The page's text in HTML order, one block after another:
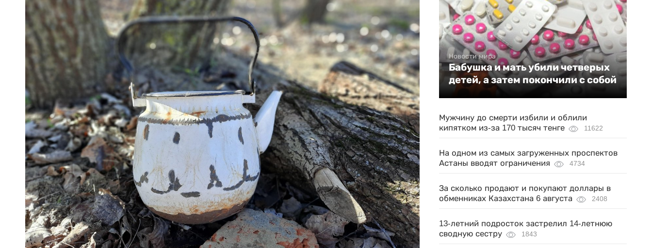
Новости мира
Бабушка и мать убили четверых
детей, а затем покончили с собой
Мужчину до смерти избили и облили
кипятком из-за 170 тысяч тенге
11622
На одном из самых загруженных проспектов
Астаны вводят ограничения
4734
За сколько продают и покупают доллары в
обменниках Казахстана 6 августа
2408
13-летний подросток застрелил 14-летнюю
сводную сестру
1843